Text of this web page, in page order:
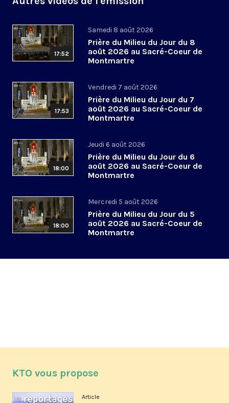
17:52
Samedi 8 août 2026
Prière du Milieu du Jour du 8
août 2026 au Sacré-Coeur de
Montmartre
17:53
Vendredi 7 août 2026
Prière du Milieu du Jour du 7
août 2026 au Sacré-Coeur de
Montmartre
18:00
Jeudi 6 août 2026
Prière du Milieu du Jour du 6
août 2026 au Sacré-Coeur de
Montmartre
18:00
Mercredi 5 août 2026
Prière du Milieu du Jour du 5
août 2026 au Sacré-Coeur de
Montmartre
KTO vous propose
Article